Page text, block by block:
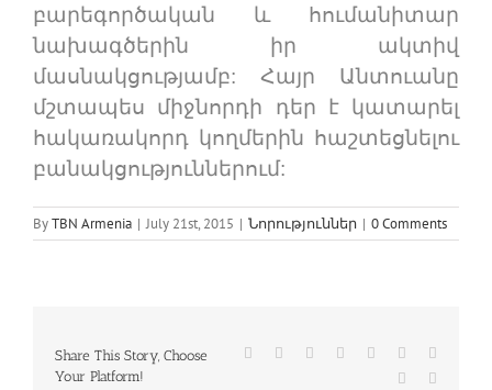
բարեգործական և հումանիտար
նախագծերին իր ակտիվ
մասնակցությամբ: Հայր Անտուանը
մշտապես միջնորդի դեր է կատարել
հակառակորդ կողմերին հաշտեցնելու
բանակցություններում:
ByTBN Armenia | July 21st, 2015 | Նորություններ | 0 Comments
Share This Story, Choose
Your Platform!
Facebook
Twitter Reddit LinkedInWhatsApp
Tumblr